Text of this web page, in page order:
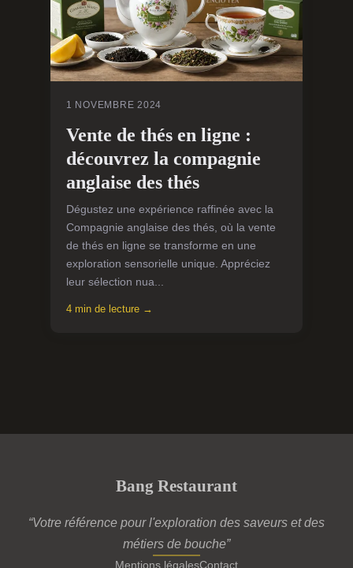
1 NOVEMBRE 2024
Vente de thés en ligne :
découvrez la compagnie
anglaise des thés
Dégustez une expérience raffinée avec la
Compagnie anglaise des thés, où la vente
de thés en ligne se transforme en une
exploration sensorielle unique. Appréciez
leur sélection nua...
4 min de lecture →
Bang Restaurant
“Votre référence pour l'exploration des saveurs et des
métiers de bouche”
Mentions légalesContact